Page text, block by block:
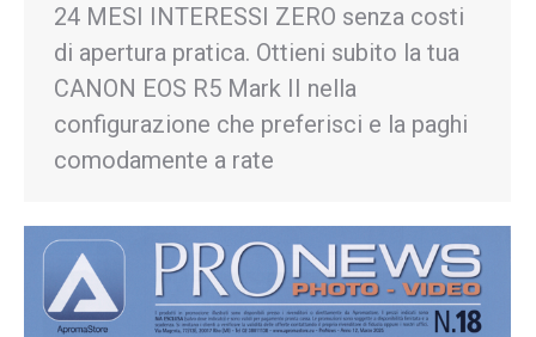
24 MESI INTERESSI ZERO senza costi
di apertura pratica. Ottieni subito la tua
CANON EOS R5 Mark II nella
configurazione che preferisci e la paghi
comodamente a rate